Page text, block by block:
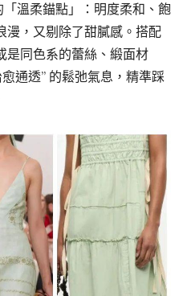
溫柔錨點」：明度柔和、飽
漫，又剔除了甜膩感。搭配
是同色系的蕾絲、緞面材
通透” 的鬆弛氣息，精準踩